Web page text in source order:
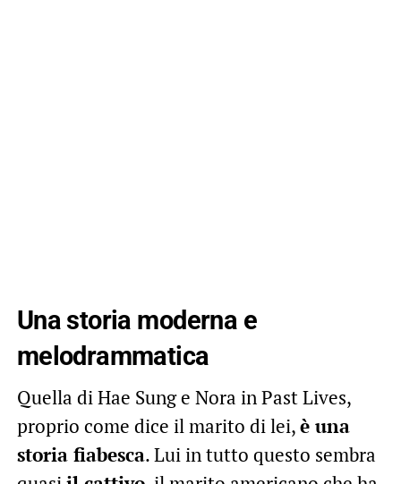
Una storia moderna e
melodrammatica
Quella di Hae Sung e Nora in Past Lives,
proprio come dice il marito di lei,è una
storia fiabesca. Lui in tutto questo sembra